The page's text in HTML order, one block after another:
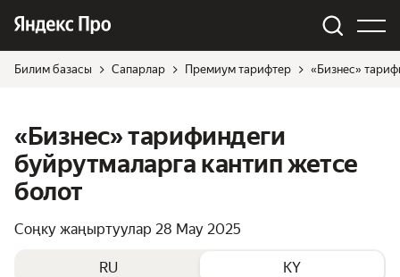
Билим базасы Сапарлар Премиум тарифтер «Бизнес»
«Бизнес» тарифиндеги
буйрутмаларга кантип жетсе
болот
Соңку жаңыртуулар 28 May 2025
RU KY